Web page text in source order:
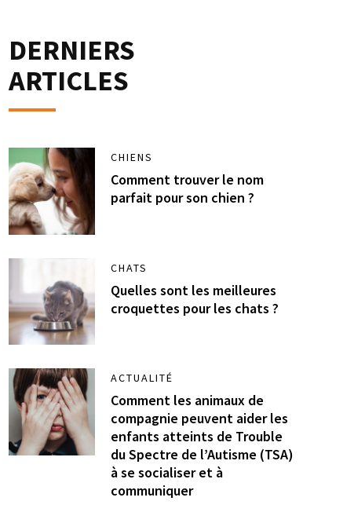
DERNIERS
ARTICLES
CHIENS
Comment trouver le nom
parfait pour son chien ?
CHATS
Quelles sont les meilleures
croquettes pour les chats ?
ACTUALITÉ
Comment les animaux de
compagnie peuvent aider les
enfants atteints de Trouble
du Spectre de l’Autisme (TSA)
à se socialiser et à
communiquer